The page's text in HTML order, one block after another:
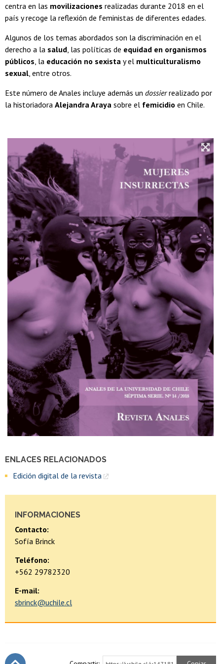
ENLACES RELACIONADOS
Edición digital de la revista
INFORMACIONES
Contacto:
Sofía Brinck
Teléfono:
+562 29782320
E-mail:
sbrinck@uchile.cl
centra en las movilizaciones realizadas durante 2018 en el
país y recoge la reflexión de feministas de diferentes edades.
Algunos de los temas abordados son la discriminación en el
derecho a la salud, las políticas de equidad en organismos
públicos, la educación no sexista y el multiculturalismo
sexual, entre otros.
Este número de Anales incluye además un dossierrealizado por
la historiadora Alejandra Araya sobre el femicidio en Chile.